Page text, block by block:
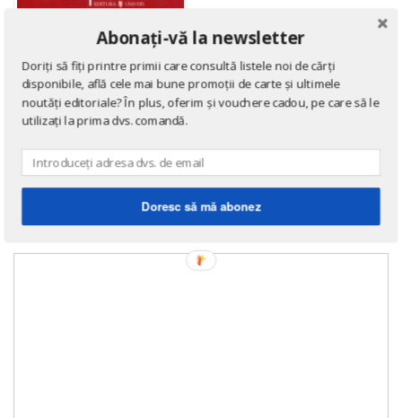
COLECȚIA COTIDIANUL
deAntologie
Abonați-vă la newsletter
Doriți să fiți printre primii care consultă listele noi de cărți
disponibile, află cele mai bune promoții de carte și ultimele
noutăți editoriale? În plus, oferim și vouchere cadou, pe care să le
utilizați la prima dvs. comandă.
Doresc să mă abonez